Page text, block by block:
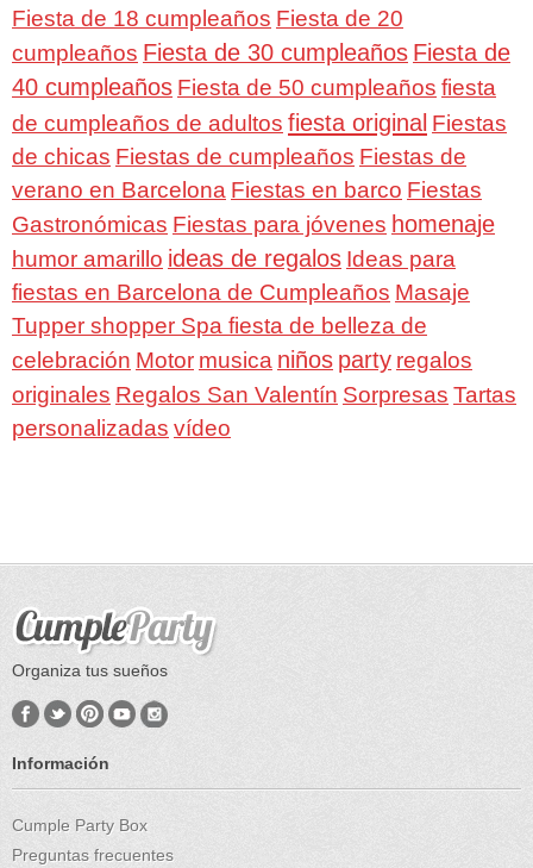
Fiesta de 18 cumpleaños Fiesta de 20
cumpleaños Fiesta de 30 cumpleaños Fiesta de
40 cumpleaños Fiesta de 50 cumpleaños fiesta
de cumpleaños de adultos fiesta original Fiestas
de chicas Fiestas de cumpleaños Fiestas de
verano en Barcelona Fiestas en barco Fiestas
Gastronómicas Fiestas para jóvenes homenaje
humor amarillo ideas de regalos Ideas para
fiestas en Barcelona de Cumpleaños Masaje
Tupper shopper Spa fiesta de belleza de
celebración Motor musica niños party regalos
originales Regalos San Valentín Sorpresas Tartas
personalizadas vídeo
Organiza tus sueños
Información
Cumple Party Box
Preguntas frecuentes